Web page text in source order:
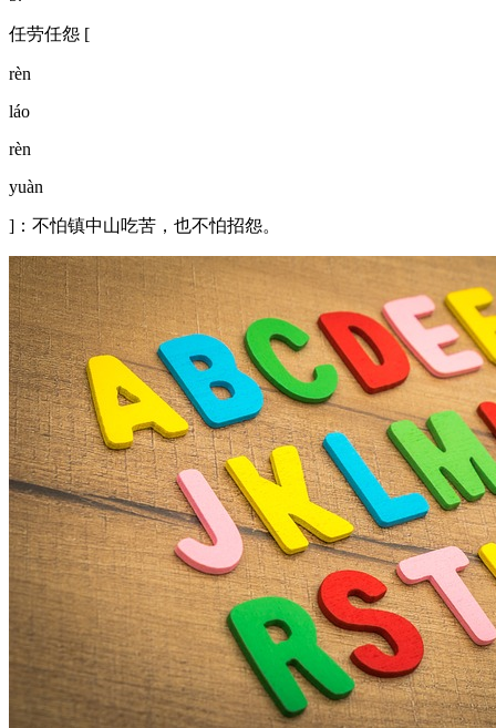
任劳任怨 [
rèn
láo
rèn
yuàn
]：不怕镇中山吃苦，也不怕招怨。